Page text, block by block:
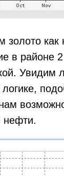
золото как
в районе
Увидим
нефти.